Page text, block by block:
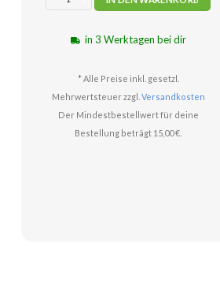
in 3 Werktagen bei dir
* Alle Preise inkl. gesetzl.
Mehrwertsteuer zzgl. Versandkosten
Der Mindestbestellwert für deine
Bestellung beträgt 15,00 €.